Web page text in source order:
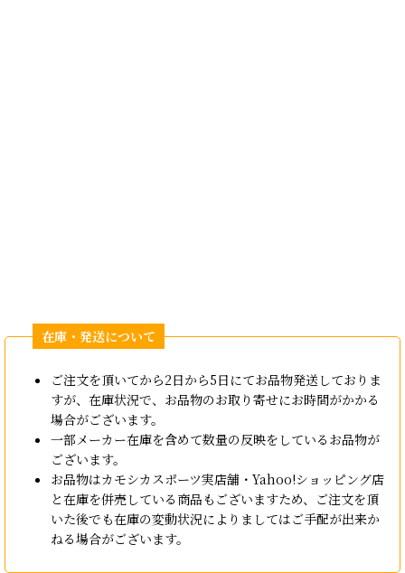
ご注文を頂いてから2日から5日にてお品物発送しておりま
すが、在庫状況で、お品物のお取り寄せにお時間がかかる
場合がございます。
一部メーカー在庫を含めて数量の反映をしているお品物が
ございます。
お品物はカモシカスポーツ実店舗・Yahoo!ショッピング店
と在庫を併売している商品もございますため、ご注文を頂
いた後でも在庫の変動状況によりましてはご手配が出来か
ねる場合がございます。